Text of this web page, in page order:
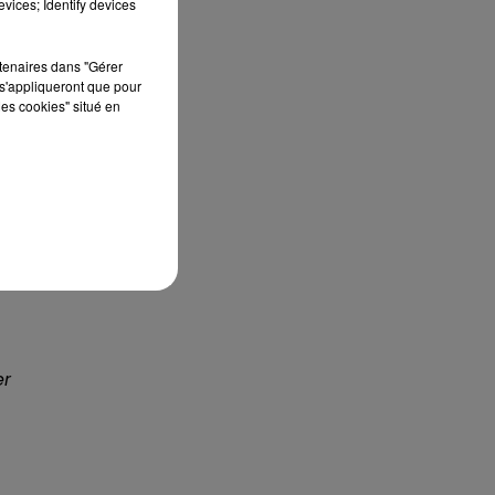
dans "Gérer
que pour
cookies" situé en